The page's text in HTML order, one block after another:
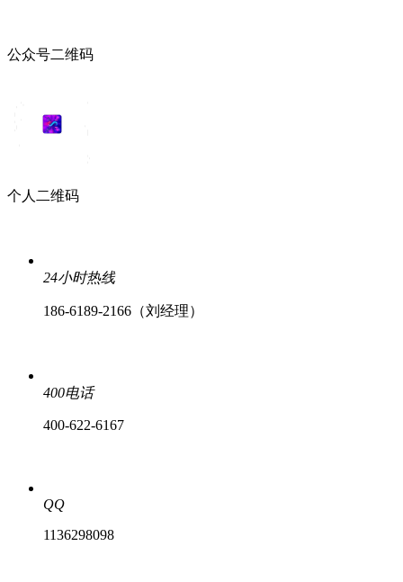
公众号二维码
个人二维码
24小时热线
186-6189-2166（刘经理）
400电话
400-622-6167
QQ
1136298098